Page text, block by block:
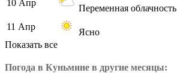
10 Апр
Переменная облачность
11 Апр
Ясно
Показать все
Погода в Куньмине в другие месяцы: